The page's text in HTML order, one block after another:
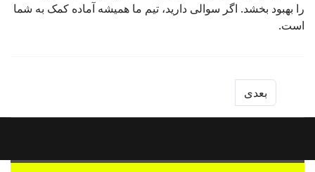
را بهبود بخشد. اگر سوالی دارید، تیم ما همیشه آماده کمک به شما
است.
بعدی